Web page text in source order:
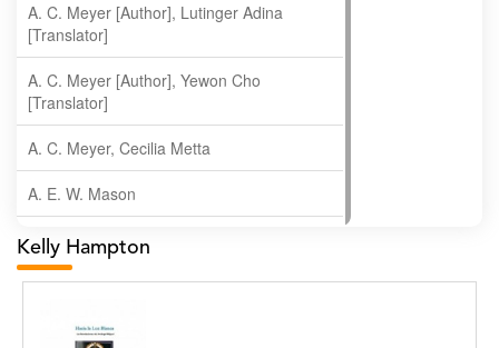
A. C. Meyer [Author], Lutinger Adina
[Translator]
A. C. Meyer [Author], Yewon Cho
[Translator]
A. C. Meyer, Cecilia Metta
A. E. W. Mason
A. Gopala Krishna
A. Krishnamachari
A. Ramakrishnan
Kelly Hampton